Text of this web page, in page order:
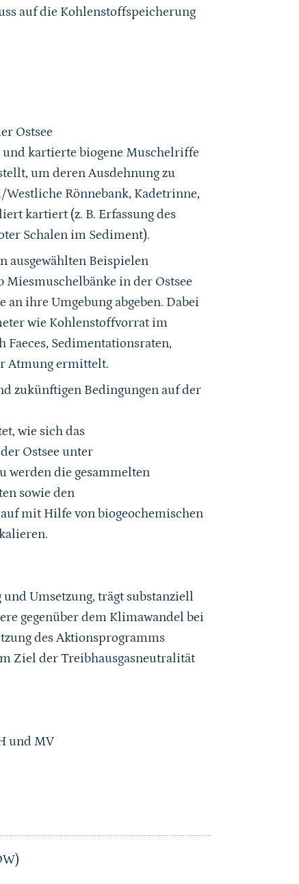
auf die Kohlenstoffspeicherung
Ostsee
und kartierte biogene Muschelriffe
um deren Ausdehnung zu
Rönnebank, Kadetrinne,
kartiert (z. B. Erfassung des
Schalen im Sediment).
ausgewählten Beispielen
Miesmuschelbänke in der Ostsee
ihre Umgebung abgeben. Dabei
wie Kohlenstoffvorrat im
Sedimentationsraten,
Atmung ermittelt.
zukünftigen Bedingungen auf der
wie sich das
Ostsee unter
werden die gesammelten
sowie den
mit Hilfe von biogeochemischen
Umsetzung, trägt substanziell
gegenüber dem Klimawandel bei
des Aktionsprogramms
Ziel der Treibhausgasneutralität
und MV